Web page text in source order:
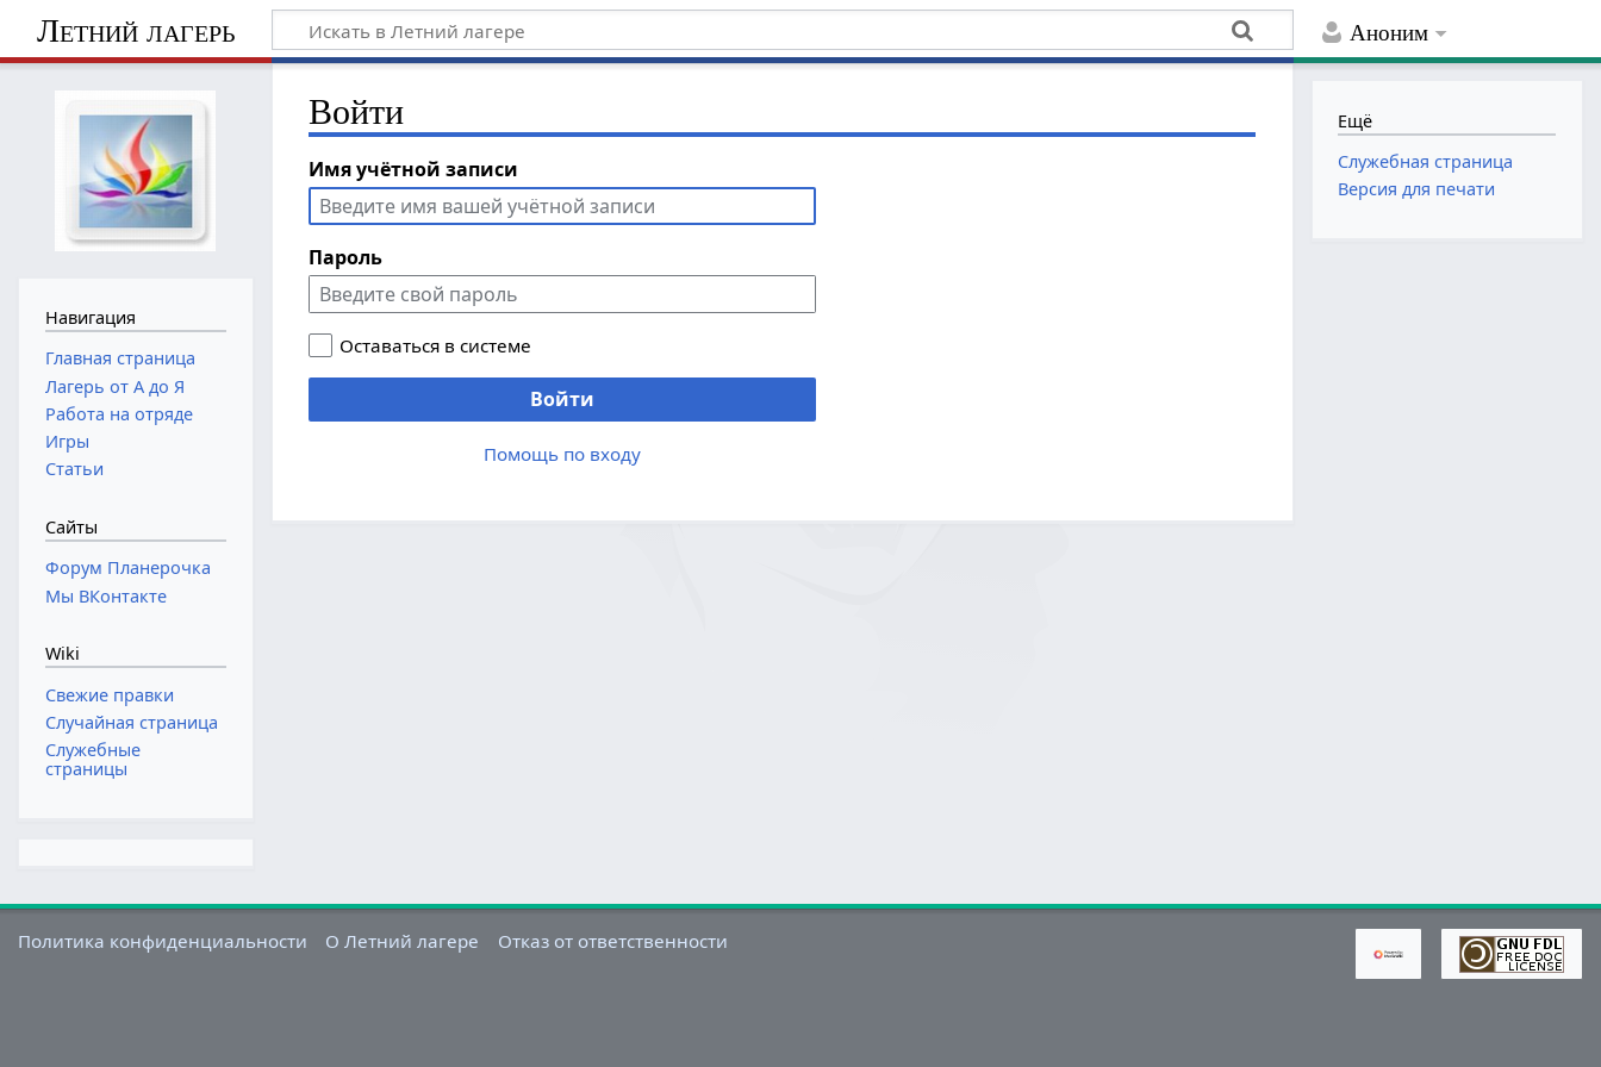
Аноним
Летний лагерь
Войти
Имя учётной записи
Пароль
Оставаться в системе
Войти
Помощь по входу
Навигация
Главная страница
Лагерь от А до Я
Работа на отряде
Игры
Статьи
Сайты
Форум Планерочка
Мы ВКонтакте
Wiki
Свежие правки
Случайная страница
Служебные
страницы
Ещё
Служебная страница
Версия для печати
Политика конфиденциальности О Летний лагере Отказ от ответственности